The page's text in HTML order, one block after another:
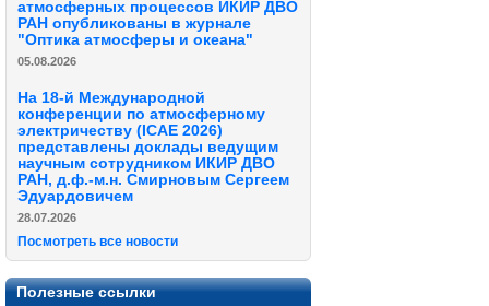
атмосферных процессов ИКИР ДВО
РАН опубликованы в журнале
"Оптика атмосферы и океана"
05.08.2026
На 18-й Международной
конференции по атмосферному
электричеству (ICAE 2026)
представлены доклады ведущим
научным сотрудником ИКИР ДВО
РАН, д.ф.-м.н. Смирновым Сергеем
Эдуардовичем
28.07.2026
Посмотреть все новости
Полезные ссылки